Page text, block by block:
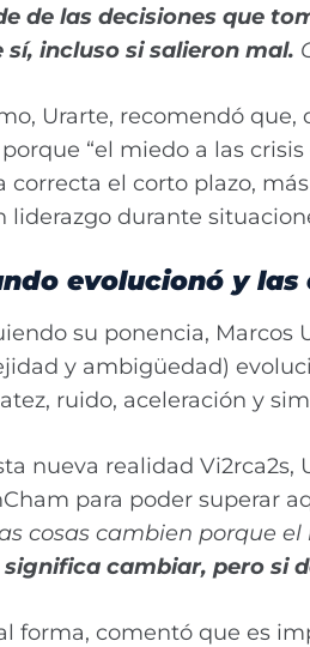
de las decisiones que
sí, incluso si salieron mal.
Urarte, recomendó
“el miedo a las
correcta el corto plazo,
liderazgo durante
evolucionó y
su ponencia,
y ambigüedad)
ruido, aceleración y
nueva realidad Vi2rca2s,
para poder superar
cosas cambien porque
significa cambiar, pero si
forma, comentó que es